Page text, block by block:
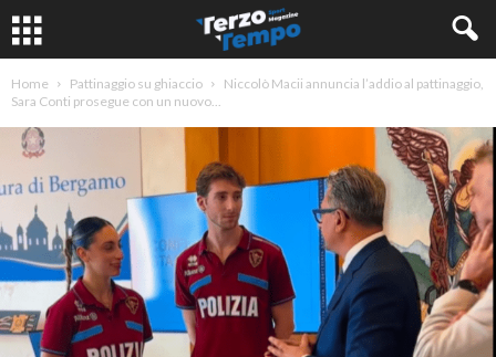
Home Pattinaggio su ghiaccio
Niccolò Macii annuncia l’addio al pattinaggio,
Sara Conti prosegue con un nuovo...